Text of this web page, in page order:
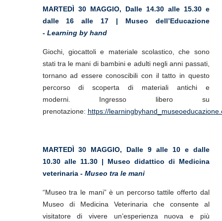
MARTEDÌ 30 MAGGIO, Dalle 14.30 alle 15.30 e
dalle 16 alle 17 | Museo dell’Educazione
- Learning by hand
Giochi, giocattoli e materiale scolastico, che sono
stati tra le mani di bambini e adulti negli anni passati,
tornano ad essere conoscibili con il tatto in questo
percorso di scoperta di materiali antichi e
moderni. Ingresso libero su
prenotazione: https://
MARTEDÌ 30 MAGGIO, Dalle 9 alle 10 e dalle
10.30 alle 11.30 | Museo didattico di Medicina
veterinaria - Museo tra le mani
“Museo tra le mani” è un percorso tattile offerto dal
Museo di Medicina Veterinaria che consente al
visitatore di vivere un’esperienza nuova e più